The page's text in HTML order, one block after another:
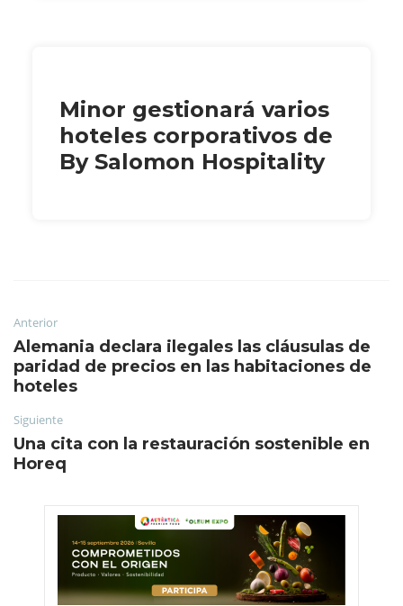
Minor gestionará varios
hoteles corporativos de
By Salomon Hospitality
Anterior
Alemania declara ilegales las cláusulas de
paridad de precios en las habitaciones de
hoteles
Siguiente
Una cita con la restauración sostenible en
Horeq